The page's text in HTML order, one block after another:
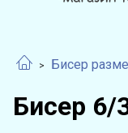
Бисер
Бисер 6/